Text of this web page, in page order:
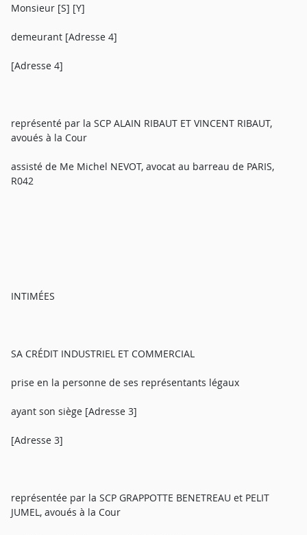
Monsieur [S] [Y]
demeurant [Adresse 4]
[Adresse 4]
représenté par la SCP ALAIN RIBAUT ET VINCENT RIBAUT,
avoués à la Cour
assisté de Me Michel NEVOT, avocat au barreau de PARIS,
R042
INTIMÉES
SA CRÉDIT INDUSTRIEL ET COMMERCIAL
prise en la personne de ses représentants légaux
ayant son siège [Adresse 3]
[Adresse 3]
représentée par la SCP GRAPPOTTE BENETREAU et PELIT
JUMEL, avoués à la Cour